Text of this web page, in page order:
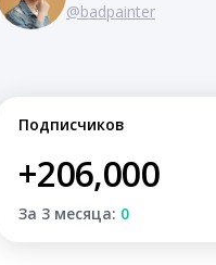
@badpainter
Подписчиков
+206,000
За 3 месяца: 0